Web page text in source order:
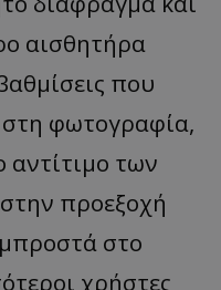
αισθητήρα
που
φωτογραφία,
αντίτιμο των
προεξοχή
στο
χρήστες